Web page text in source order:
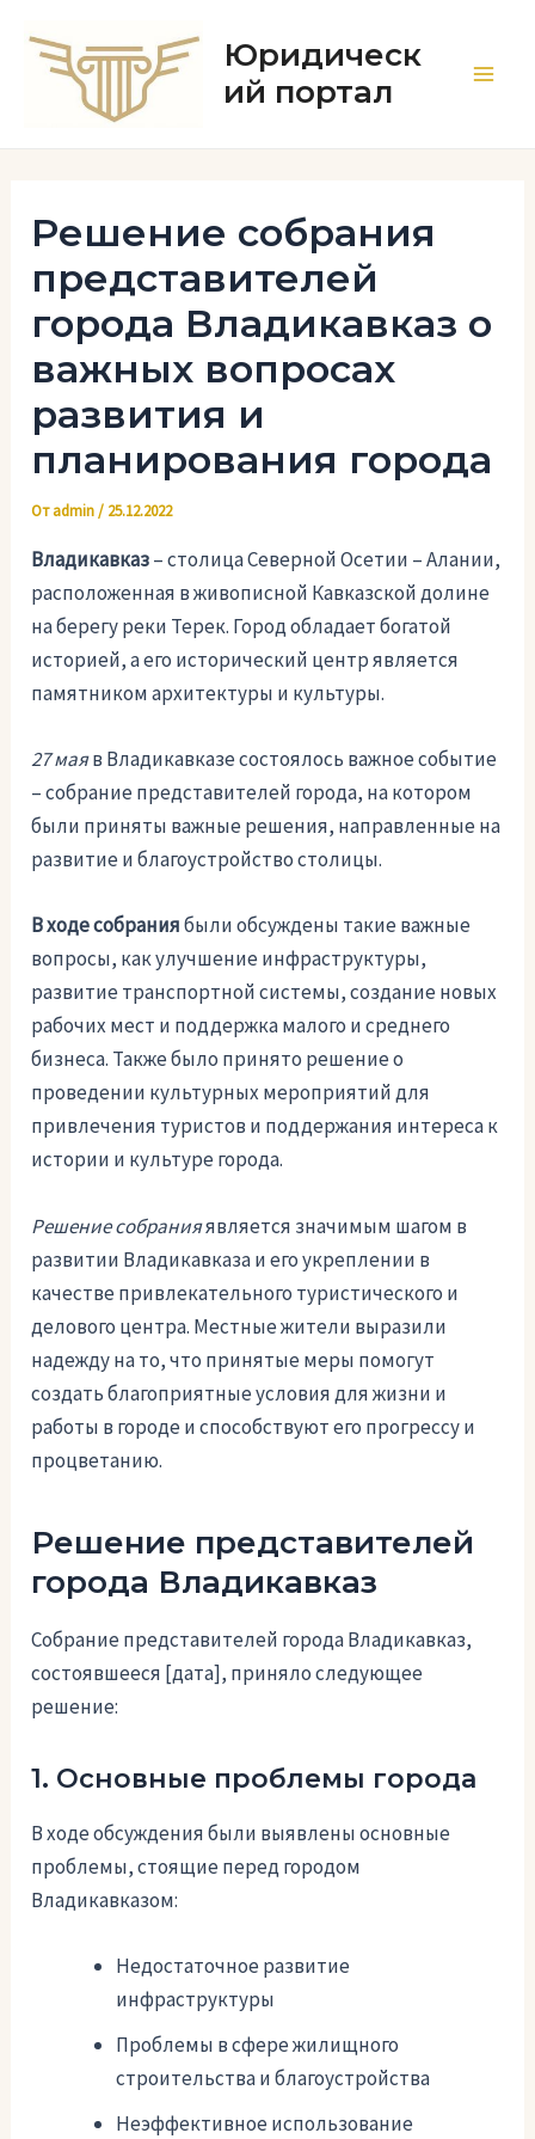
содержимому
Юридическ
ий портал
Решение собрания
представителей
города Владикавказ о
важных вопросах
развития и
планирования города
Отadmin/ 25.12.2022
Владикавказ– столица Северной Осетии – Алании,
расположенная в живописной Кавказской долине
на берегу реки Терек. Город обладает богатой
историей, а его исторический центр является
памятником архитектуры и культуры.
27 маяв Владикавказе состоялось важное событие
– собрание представителей города, на котором
были приняты важные решения, направленные на
развитие и благоустройство столицы.
В ходе собраниябыли обсуждены такие важные
вопросы, как улучшение инфраструктуры,
развитие транспортной системы, создание новых
рабочих мест и поддержка малого и среднего
бизнеса. Также было принято решение о
проведении культурных мероприятий для
привлечения туристов и поддержания интереса к
истории и культуре города.
Решение собранияявляется значимым шагом в
развитии Владикавказа и его укреплении в
качестве привлекательного туристического и
делового центра. Местные жители выразили
надежду на то, что принятые меры помогут
создать благоприятные условия для жизни и
работы в городе и способствуют его прогрессу и
процветанию.
Решение представителей
города Владикавказ
Собрание представителей города Владикавказ,
состоявшееся [дата], приняло следующее
решение:
1. Основные проблемы города
В ходе обсуждения были выявлены основные
проблемы, стоящие перед городом
Владикавказом:
Недостаточное развитие
инфраструктуры
Проблемы в сфере жилищного
строительства и благоустройства
Неэффективное использование